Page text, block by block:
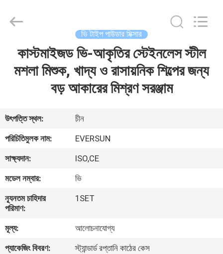
বাড়ি
VR
প্রদর্শন
আমাদের
সম্পর্কে
কারখানা
ভ্রমণ
ভি টাইপ পাউডার মিক্সার
কাস্টমাইজড ভি-আকৃতির স্টেইনলেস স্টীল
মশলা মিশুক, খাদ্য ও রাসায়নিক শিল্পের জন্য
বড় আকারের মিশ্রণ সরঞ্জাম
উৎপত্তি স্থল:
চীন
পরিচিতিমুলক নাম:
EVERSUN
সাক্ষ্যদান:
ISO,CE
মডেল নম্বার:
ভি
ন্যূনতম চাহিদার
পরিমাণ:
1SET
মূল্য:
আলোচনাযোগ্য
প্যাকেজিং বিবরণ:
স্ট্যান্ডার্ড রপ্তানি কাঠের কেস